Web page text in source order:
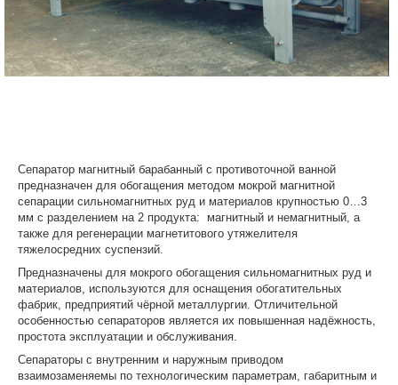
Сепаратор магнитный барабанный с противоточной ванной
предназначен для обогащения методом мокрой магнитной
сепарации сильномагнитных руд и материалов крупностью 0…3
мм с разделением на 2 продукта: магнитный и немагнитный, а
также для регенерации магнетитового утяжелителя
тяжелосредних суспензий.
Предназначены для мокрого обогащения сильномагнитных руд и
материалов, используются для оснащения обогатительных
фабрик, предприятий чёрной металлургии. Отличительной
особенностью сепараторов является их повышенная надёжность,
простота эксплуатации и обслуживания.
Сепараторы с внутренним и наружным приводом
взаимозаменяемы по технологическим параметрам, габаритным и